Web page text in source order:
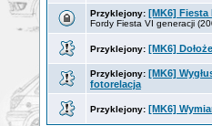
Przyklejony: [MK6] Fiesta
Fordy Fiesta VI generacji
Przyklejony: [MK6]
Przyklejony: [MK6]
fotorelacja
Przyklejony: [MK6]